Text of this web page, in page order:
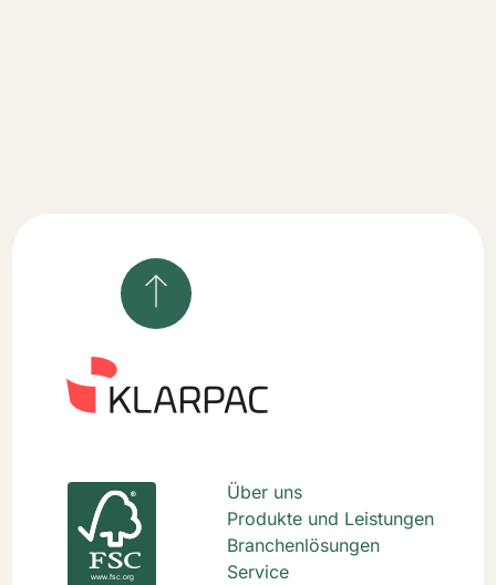
Über uns
Produkte und Leistungen
Branchenlösungen
Service